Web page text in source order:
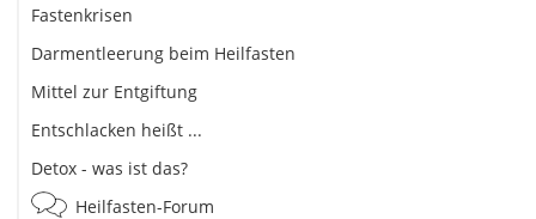
Fastenkrisen
Darmentleerung beim Heilfasten
Mittel zur Entgiftung
Entschlacken heißt ...
Detox - was ist das?
Heilfasten-Forum